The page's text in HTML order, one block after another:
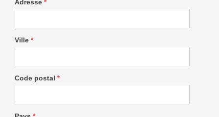
Adresse *
Ville *
Code postal *